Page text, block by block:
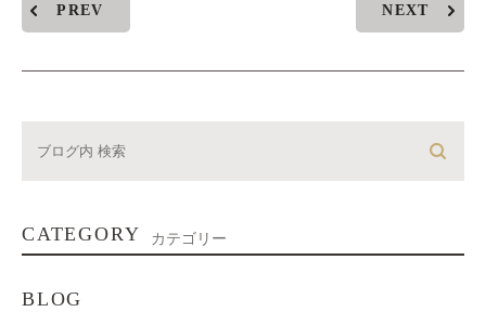
PREV NEXT
CATEGORY カテゴリー
BLOG